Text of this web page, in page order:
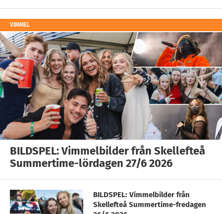
VIMMEL
BILDSPEL: Vimmelbilder från Skellefteå
Summertime-lördagen 27/6 2026
BILDSPEL: Vimmelbilder från
Skellefteå Summertime-fredagen